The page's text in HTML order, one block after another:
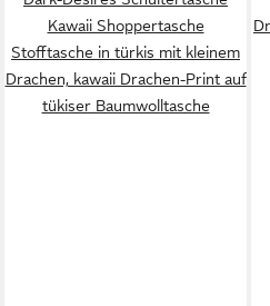
Kawaii Shoppertasche
Stofftasche in türkis mit kleinem
Drachen, kawaii Drachen-Print auf
tükiser Baumwolltasche